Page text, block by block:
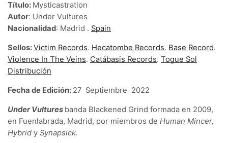
Título: Mysticastration
Autor: Under Vultures
Nacionalidad: Madrid . Spain
Sellos:Victim Records. Hecatombe Records. Base Record.
Violence In The Veins. Catábasis Records. Togue Sol
Distribución
Fecha de Edición: 27 Septiembre 2022
Under Vultures banda Blackened Grind formada en 2009,
en Fuenlabrada, Madrid, por miembros de Human Mincer,
Hybrid y Synapsick.